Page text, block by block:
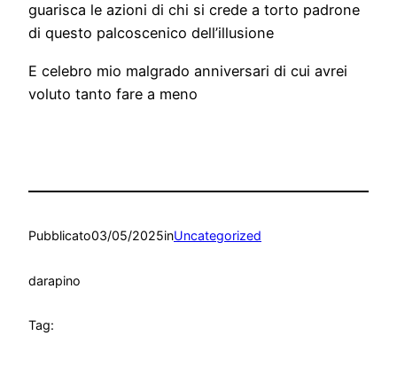
guarisca le azioni di chi si crede a torto padrone
di questo palcoscenico dell’illusione
E celebro mio malgrado anniversari di cui avrei
voluto tanto fare a meno
Pubblicato03/05/2025inUncategorized
darapino
Tag: